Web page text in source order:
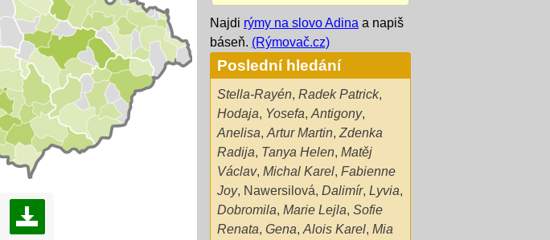
Najdi rýmy na slovo Adina a napiš
báseň. (Rýmovač.cz)
Poslední hledání
Stella-Rayén, Radek Patrick,
Hodaja, Yosefa, Antigony,
Anelisa, Artur Martin, Zdenka
Radija, Tanya Helen, Matěj
Václav, Michal Karel, Fabienne
Joy, Nawersilová, Dalimír, Lyvia,
Dobromila, Marie Lejla, Sofie
Renata, Gena, Alois Karel, Mia